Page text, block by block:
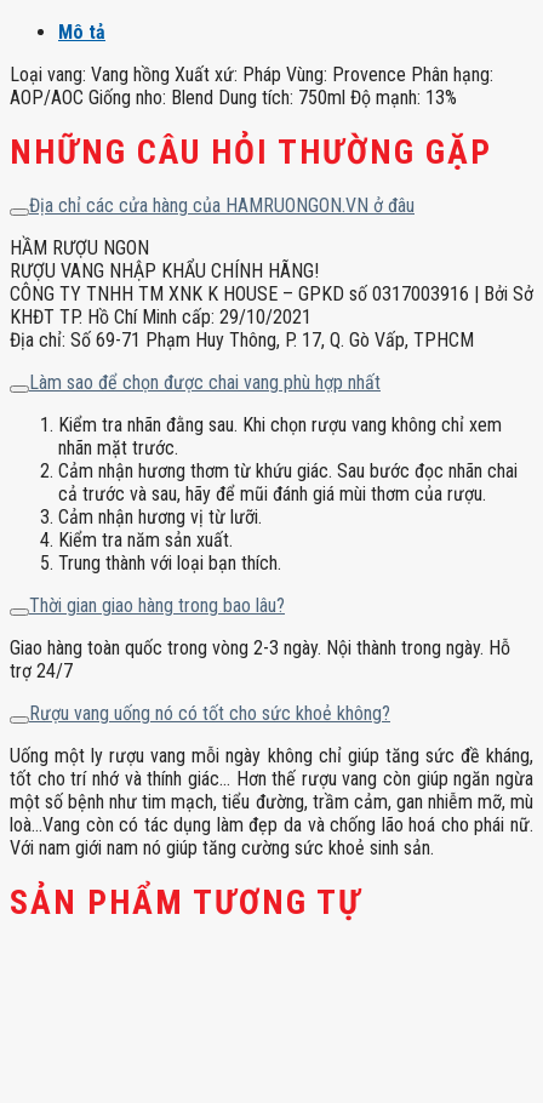
Mô tả
Loại vang: Vang hồng Xuất xứ: Pháp Vùng: Provence Phân hạng:
AOP/AOC Giống nho: Blend Dung tích: 750ml Độ mạnh: 13%
NHỮNG CÂU HỎI THƯỜNG GẶP
Địa chỉ các cửa hàng của HAMRUONGON.VN ở đâu
HẦM RƯỢU NGON
RƯỢU VANG NHẬP KHẨU CHÍNH HÃNG!
CÔNG TY TNHH TM XNK K HOUSE – GPKD số 0317003916 | Bởi Sở
KHĐT TP. Hồ Chí Minh cấp: 29/10/2021
Địa chỉ: Số 69-71 Phạm Huy Thông, P. 17, Q. Gò Vấp, TPHCM
Làm sao để chọn được chai vang phù hợp nhất
Kiểm tra nhãn đằng sau. Khi chọn rượu vang không chỉ xem
nhãn mặt trước.
Cảm nhận hương thơm từ khứu giác. Sau bước đọc nhãn chai
cả trước và sau, hãy để mũi đánh giá mùi thơm của rượu.
Cảm nhận hương vị từ lưỡi.
Kiểm tra năm sản xuất.
Trung thành với loại bạn thích.
Thời gian giao hàng trong bao lâu?
Giao hàng toàn quốc trong vòng 2-3 ngày. Nội thành trong ngày. Hỗ
trợ 24/7
Rượu vang uống nó có tốt cho sức khoẻ không?
Uống một ly rượu vang mỗi ngày không chỉ giúp tăng sức đề kháng,
tốt cho trí nhớ và thính giác… Hơn thế rượu vang còn giúp ngăn ngừa
một số bệnh như tim mạch, tiểu đường, trầm cảm, gan nhiễm mỡ, mù
loà…Vang còn có tác dụng làm đẹp da và chống lão hoá cho phái nữ.
Với nam giới nam nó giúp tăng cường sức khoẻ sinh sản.
SẢN PHẨM TƯƠNG TỰ